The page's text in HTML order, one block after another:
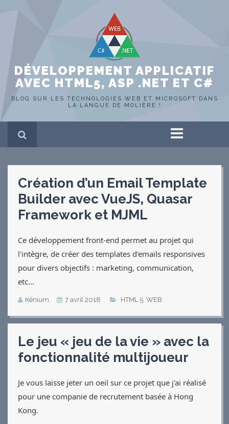
DÉVELOPPEMENT APPLICATIF
AVEC HTML5, ASP .NET ET C#
BLOG SUR LES TECHNOLOGIES WEB ET MICROSOFT DANS
LA LANGUE DE MOLIÈRE !
ASP .NET
C#
SQL Server
Hors-sujet
Portfolio
WEB
Applications
Jeux
Vidéos
Création d’un Email Template
Builder avec VueJS, Quasar
Framework et MJML
Ce développement front-end permet au projet qui
l'intègre, de créer des templates d'emails responsives
pour divers objectifs : marketing, communication,
etc...
Kénium 7 avril 2018 HTML 5, WEB
Le jeu « jeu de la vie » avec la
fonctionnalité multijoueur
Je vous laisse jeter un oeil sur ce projet que j'ai réalisé
pour une companie de recrutement basée à Hong
Kong.